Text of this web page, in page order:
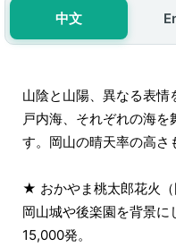
中文
山陰と山陽、異なる表
戸内海、それぞれの海
す。岡山の晴天率の高さ
★ おかやま桃太郎花火（
岡山城や後楽園を背景に
15,000発。